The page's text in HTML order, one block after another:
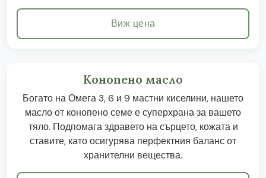
Виж цена
Конопено масло
Богато на Омега 3, 6 и 9 мастни киселини, нашето
масло от конопено семе е суперхрана за вашето
тяло. Подпомага здравето на сърцето, кожата и
ставите, като осигурява перфектния баланс от
хранителни вещества.